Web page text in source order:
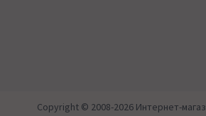
Copyright © 2008-2026 Интернет-